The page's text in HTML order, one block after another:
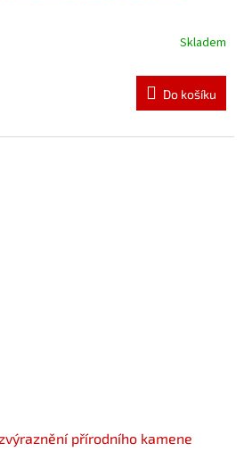
Skladem
Do košíku
přírodního kamene